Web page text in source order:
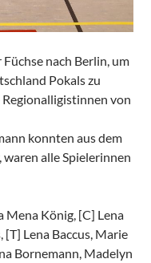
nach Berlin, um
Pokals zu
von
konnten aus dem
alle Spielerinnen
Mena König, [C] Lena
[T] Lena Baccus, Marie
Bornemann, Madelyn